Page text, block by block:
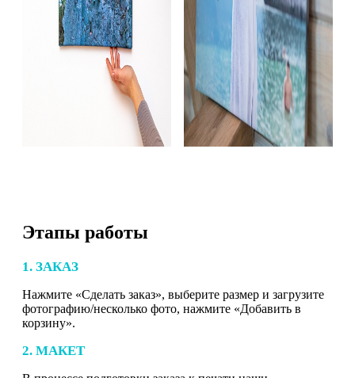
Этапы работы
1. ЗАКАЗ
Нажмите «Сделать заказ», выберите размер и загрузите
фотографию/несколько фото, нажмите «Добавить в
корзину».
2. МАКЕТ